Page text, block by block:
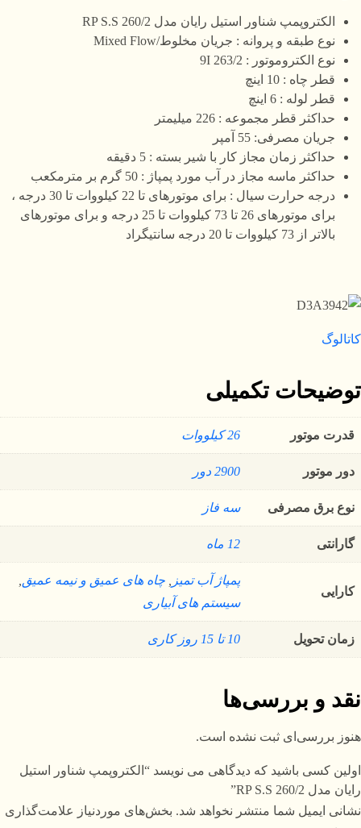
الکتروپمپ شناور استیل رایان مدل RP S.S 260/2
نوع طبقه و پروانه : جریان مخلوط/Mixed Flow
نوع الکتروموتور : 9I 263/2
قطر چاه : 10 اینچ
قطر لوله : 6 اینچ
حداکثر قطر مجموعه : 226 میلیمتر
جریان مصرفی: 55 آمپر
حداکثر زمان مجاز کار با شیر بسته : 5 دقیقه
حداکثر ماسه مجاز در آب مورد پمپاژ : 50 گرم بر مترمکعب
درجه حرارت سیال : برای موتورهای تا 22 کیلووات تا 30 درجه ،
برای موتورهای 26 تا 73 کیلووات تا 25 درجه و برای موتورهای
بالاتر از 73 کیلووات تا 20 درجه سانتیگراد
کاتالوگ
توضیحات تکمیلی
قدرت موتور 26 کیلووات
دور موتور 2900 دور
نوع برق مصرفی سه فاز
گارانتی 12 ماه
کارایی
پمپاژ آب تمیز چاه های عمیق و نیمه عمیق
سیستم های آبیاری
زمان تحویل 10 تا 15 روز کاری
نقد و بررسی‌ها
هنوز بررسی‌ای ثبت نشده است.
اولین کسی باشید که دیدگاهی می نویسد “الکتروپمپ شناور استیل
رایان مدل RP S.S 260/2”
نشانی ایمیل شما منتشر نخواهد شد. بخش‌های موردنیاز علامت‌گذاری